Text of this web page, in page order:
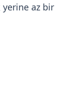
az bir